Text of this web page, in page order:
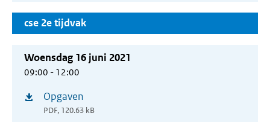
cse 2e tijdvak
Woensdag 16 juni 2021
09:00 - 12:00
Opgaven
PDF, 120.63 kB
(opent